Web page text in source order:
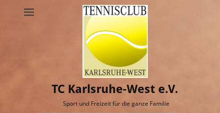
TC Karlsruhe-West e.V.
Sport und Freizeit für die ganze Familie